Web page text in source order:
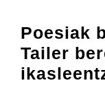
Poesiak
Tailer